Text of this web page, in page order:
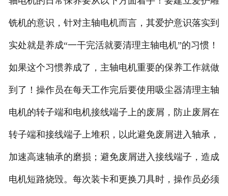
铣机的意识，针对主轴电机而言，其爱护意识落实到
实处就是养成“一干完活就要清理主轴电机”的习惯！
如果这个习惯养成了，主轴电机重要的保养工作就做
到了！操作员在每天工作完后要使用吸尘器清理主轴
电机的转子端和电机接线端子上的废屑，防止废屑在
转子端和接线端子上堆积，以此避免废屑进入轴承，
加速高速轴承的磨损；避免废屑进入接线端子，造成
电机短路烧毁。每次装卡和更换刀具时，操作员必须